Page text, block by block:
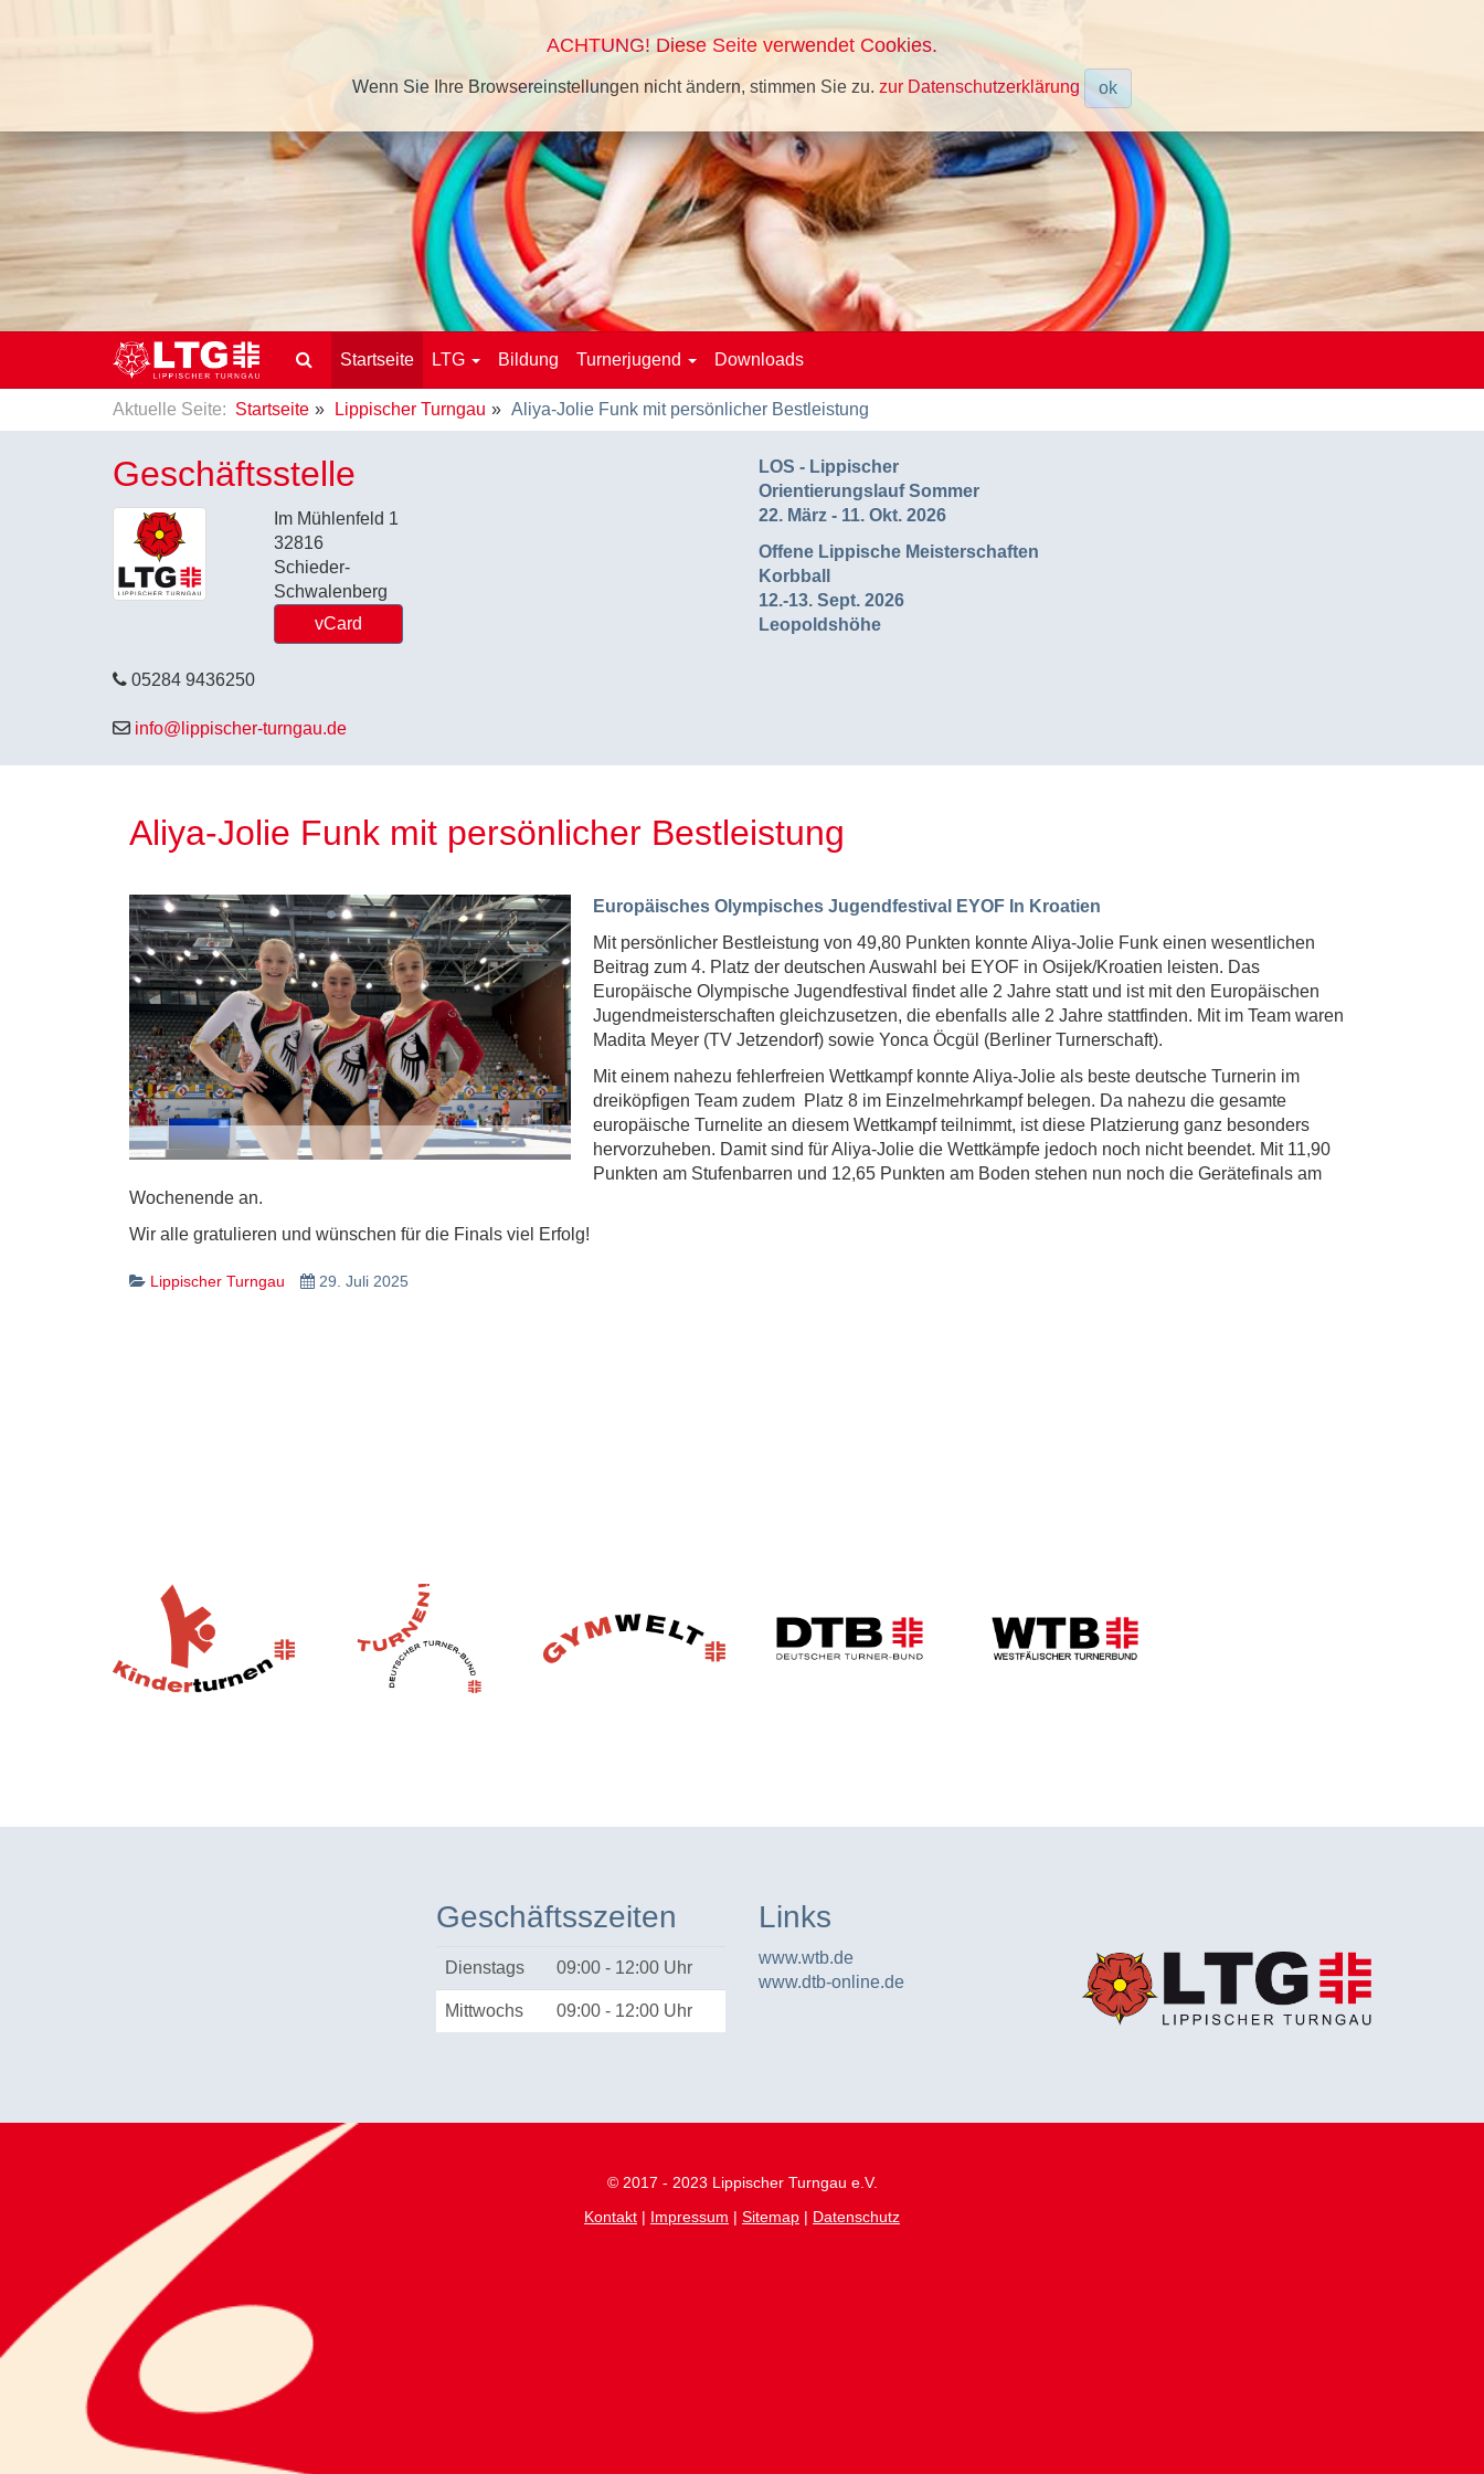
ACHTUNG! Diese Seite verwendet Cookies.
Wenn Sie Ihre Browsereinstellungen nicht ändern, stimmen Sie zu. zur Datenschutzerklärung ok
Startseite LTG Bildung Turnerjugend Downloads
Aktuelle Seite: Startseite Lippischer Turngau Aliya-Jolie Funk mit persönlicher Bestleistung
Geschäftsstelle
Im Mühlenfeld 1
32816
Schieder-
Schwalenberg
vCard
05284 9436250
info@lippischer-turngau.de
LOS - Lippischer
Orientierungslauf Sommer
22. März - 11. Okt. 2026
Offene Lippische Meisterschaften
Korbball
12.-13. Sept. 2026
Leopoldshöhe
Aliya-Jolie Funk mit persönlicher Bestleistung
Europäisches Olympisches Jugendfestival EYOF In Kroatien
Mit persönlicher Bestleistung von 49,80 Punkten konnte Aliya-Jolie Funk einen wesentlichen
Beitrag zum 4. Platz der deutschen Auswahl bei EYOF in Osijek/Kroatien leisten. Das
Europäische Olympische Jugendfestival findet alle 2 Jahre statt und ist mit den Europäischen
Jugendmeisterschaften gleichzusetzen, die ebenfalls alle 2 Jahre stattfinden. Mit im Team waren
Madita Meyer (TV Jetzendorf) sowie Yonca Öcgül (Berliner Turnerschaft).
Mit einem nahezu fehlerfreien Wettkampf konnte Aliya-Jolie als beste deutsche Turnerin im
dreiköpfigen Team zudem Platz 8 im Einzelmehrkampf belegen. Da nahezu die gesamte
europäische Turnelite an diesem Wettkampf teilnimmt, ist diese Platzierung ganz besonders
hervorzuheben. Damit sind für Aliya-Jolie die Wettkämpfe jedoch noch nicht beendet. Mit 11,90
Punkten am Stufenbarren und 12,65 Punkten am Boden stehen nun noch die Gerätefinals am
Wochenende an.
Wir alle gratulieren und wünschen für die Finals viel Erfolg!
Lippischer Turngau 29. Juli 2025
Geschäftsszeiten
Dienstags 09:00 - 12:00 Uhr
Mittwochs 09:00 - 12:00 Uhr
Links
www.wtb.de
www.dtb-online.de
© 2017 - 2023 Lippischer Turngau e.V.
Kontakt | Impressum | Sitemap | Datenschutz